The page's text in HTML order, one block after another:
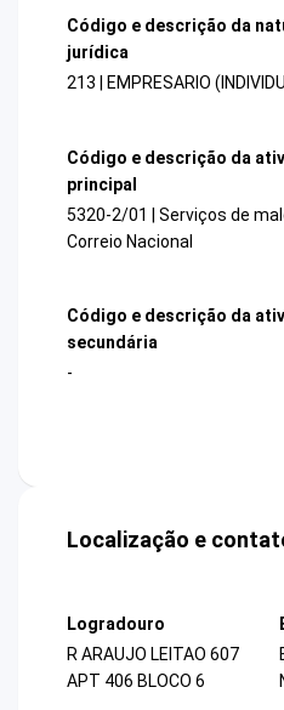
Código e descrição da
jurídica
213 | EMPRESARIO
Código e descrição da
principal
5320-2/01 | Serviços de
Correio Nacional
Código e descrição da
secundária
-
Localização e
Logradouro
R ARAUJO LEITAO 607
APT 406 BLOCO 6